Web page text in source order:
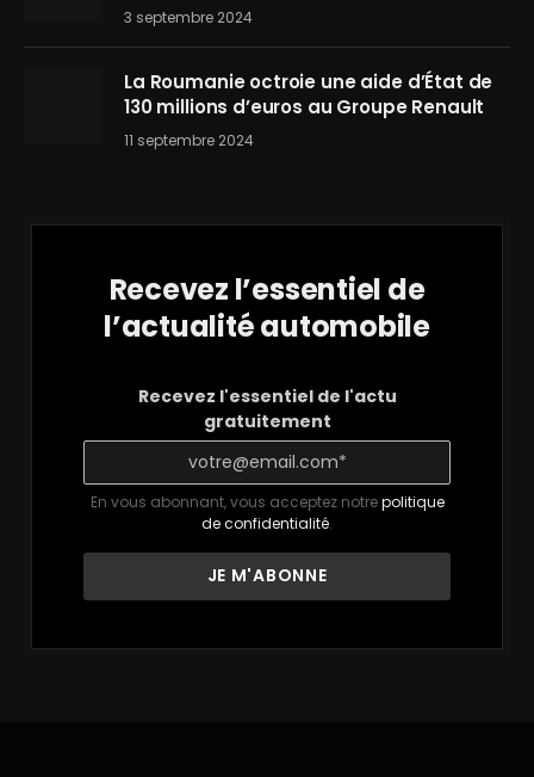
3 septembre 2024
La Roumanie octroie une aide d’État de
130 millions d’euros au Groupe Renault
11 septembre 2024
Recevez l’essentiel de
l’actualité automobile
Recevez l'essentiel de l'actu
gratuitement
En vous abonnant, vous acceptez notrepolitique
de confidentialité.